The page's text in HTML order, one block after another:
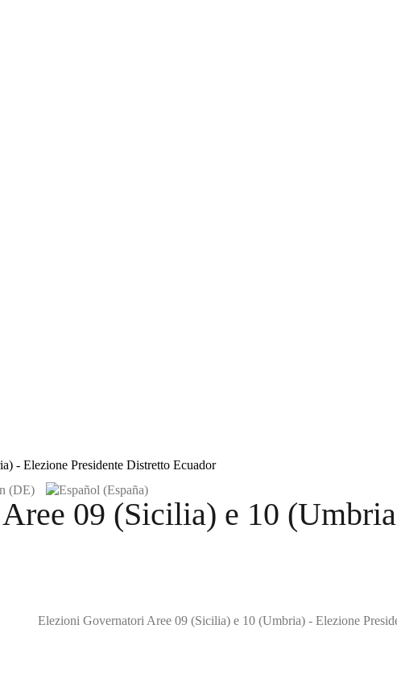
- Elezione Presidente Distretto Ecuador
09 (Sicilia) e 10